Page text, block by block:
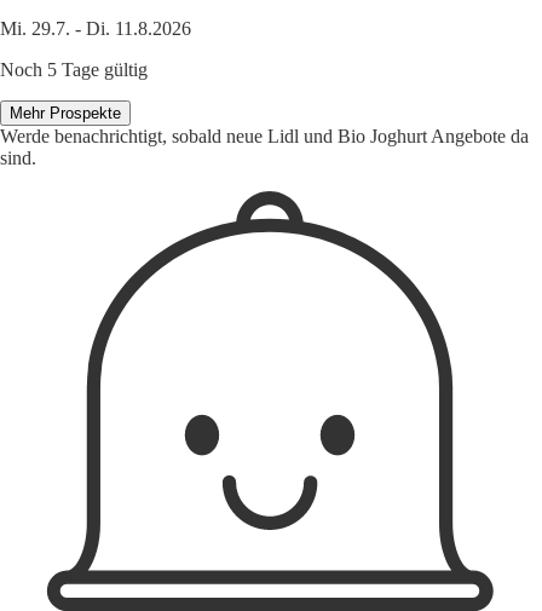
Mi. 29.7. - Di. 11.8.2026
Noch 5 Tage gültig
Mehr Prospekte
Werde benachrichtigt, sobald neue Lidl und Bio Joghurt Angebote da
sind.